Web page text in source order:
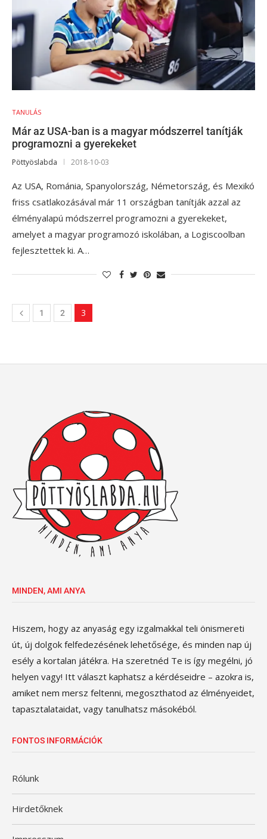
TANULÁS
Már az USA-ban is a magyar módszerrel tanítják
programozni a gyerekeket
Pöttyöslabda 2018-10-03
Az USA, Románia, Spanyolország, Németország, és Mexikó
friss csatlakozásával már 11 országban tanítják azzal az
élményalapú módszerrel programozni a gyerekeket,
amelyet a magyar programozó iskolában, a Logiscoolban
fejlesztettek ki. A…
1 2 3
MINDEN, AMI ANYA
Hiszem, hogy az anyaság egy izgalmakkal teli önismereti
út, új dolgok felfedezésének lehetősége, és minden nap új
esély a kortalan játékra. Ha szeretnéd Te is így megélni, jó
helyen vagy! Itt választ kaphatsz a kérdéseidre – azokra is,
amiket nem mersz feltenni, megoszthatod az élményeidet,
tapasztalataidat, vagy tanulhatsz másokéból.
FONTOS INFORMÁCIÓK
Rólunk
Hirdetőknek